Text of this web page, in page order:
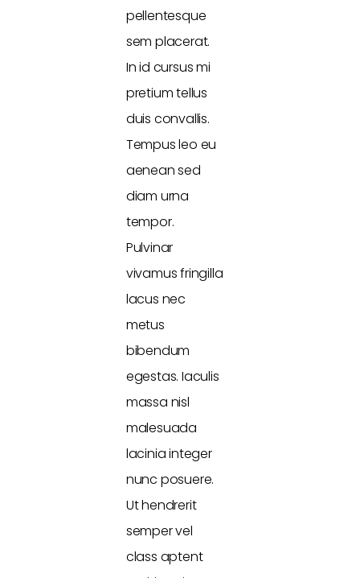
pellentesque
sem placerat.
In id cursus mi
pretium tellus
duis convallis.
Tempus leo eu
aenean sed
diam urna
tempor.
Pulvinar
vivamus fringilla
lacus nec
metus
bibendum
egestas. Iaculis
massa nisl
malesuada
lacinia integer
nunc posuere.
Ut hendrerit
semper vel
class aptent